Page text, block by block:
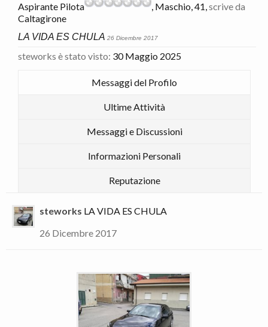
Aspirante Pilota , Maschio, 41,scrive da
Caltagirone
LA VIDA ES CHULA 26 Dicembre 2017
steworks è stato visto: 30 Maggio 2025
Messaggi del Profilo
Ultime Attività
Messaggi e Discussioni
Informazioni Personali
Reputazione
steworks LA VIDA ES CHULA
26 Dicembre 2017